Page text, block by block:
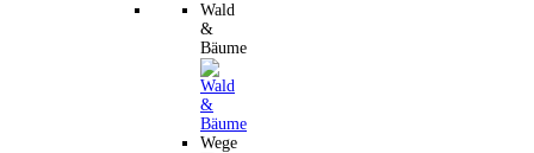
Wald
&
Bäume
Wege